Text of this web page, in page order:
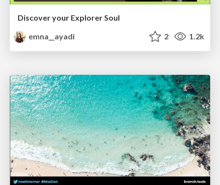
Discover your Explorer Soul
emna__ayadi
2 1.2k